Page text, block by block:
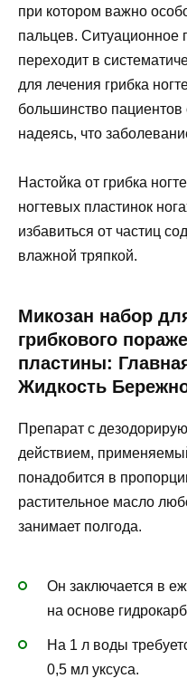
при котором важно
пальцев. Ситуационное
переходит в
для лечения грибка
большинство пациентов
надеясь, что
Настойка от грибка
ногтевых пластинок
избавиться от частиц
влажной тряпкой.
Микозан набор
грибкового
пластины:
Жидкость
Препарат с
действием,
понадобится в
растительное масло
занимает полгода.
Он заключается в
на основе
На 1 л воды
0,5 мл уксуса.